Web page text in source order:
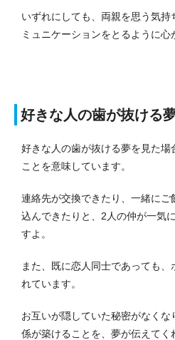
いずれにしても、両親を思う気持
ミュニケーションをとるように心
好きな人の歯が抜ける
好きな人の歯が抜ける夢を見た場
ことを意味しています。
連絡先が交換できたり、一緒に
込んできたりと、2人の仲が一気
すよ。
また、既に恋人同士であっても
れています。
お互いが隠していた秘密がなく
係が築けることを、夢が伝えてく